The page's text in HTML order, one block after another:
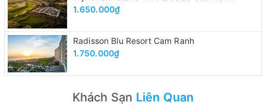
1.650.000₫
Radisson Blu Resort Cam Ranh
1.750.000₫
Khách Sạn Liên Quan